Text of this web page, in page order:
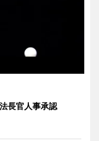
長官人事承認